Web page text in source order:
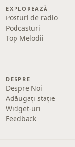
EXPLOREAZĂ
Posturi de radio
Podcasturi
Top Melodii
DESPRE
Despre Noi
Adăugați stație
Widget-uri
Feedback